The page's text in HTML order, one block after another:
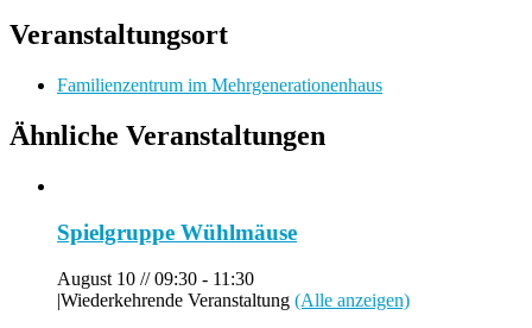
Veranstaltungsort
Familienzentrum im Mehrgenerationenhaus
Ähnliche Veranstaltungen
Spielgruppe Wühlmäuse
August 10 // 09:30 - 11:30
|Wiederkehrende Veranstaltung (Alle anzeigen)